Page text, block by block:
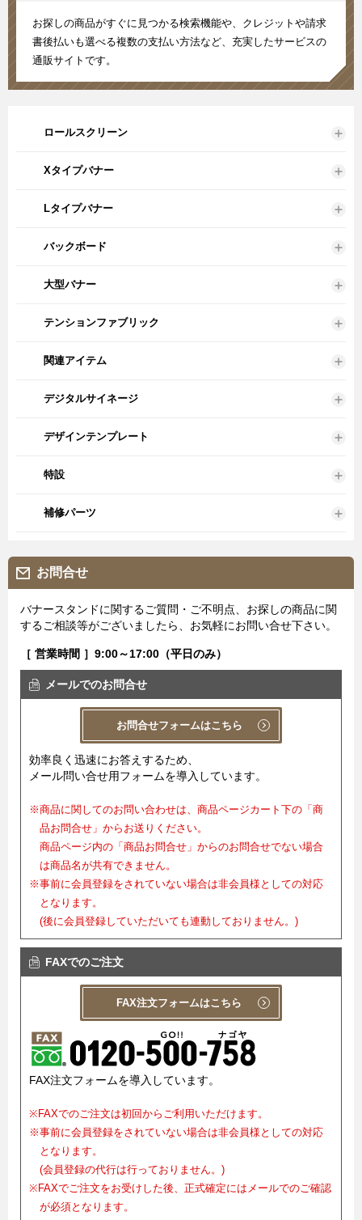
お探しの商品がすぐに見つかる検索機能や、クレジットや請求
書後払いも選べる複数の支払い方法など、充実したサービスの
通販サイトです。
ロールスクリーン
Xタイプバナー
Lタイプバナー
バックボード
大型バナー
テンションファブリック
関連アイテム
デジタルサイネージ
デザインテンプレート
特設
補修パーツ
お問合せ
バナースタンドに関するご質問・ご不明点、お探しの商品に関
するご相談等がございましたら、お気軽にお問い合せ下さい。
［ 営業時間 ］9:00～17:00（平日のみ）
メールでのお問合せ
お問合せフォームはこちら
効率良く迅速にお答えするため、
メール問い合せ用フォームを導入しています。
※商品に関してのお問い合わせは、商品ページカート下の「商
品お問合せ」からお送りください。
商品ページ内の「商品お問合せ」からのお問合せでない場合
は商品名が共有できません。
※事前に会員登録をされていない場合は非会員様としての対応
となります。
(後に会員登録していただいても連動しておりません。)
FAXでのご注文
FAX注文フォームはこちら
FAX注文フォームを導入しています。
※FAXでのご注文は初回からご利用いただけます。
※事前に会員登録をされていない場合は非会員様としての対応
となります。
(会員登録の代行は行っておりません。)
※FAXでご注文をお受けした後、正式確定にはメールでのご確認
が必須となります。